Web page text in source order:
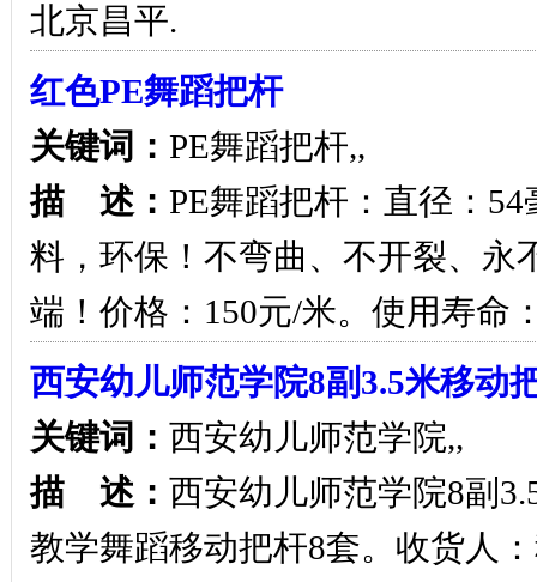
北京昌平.
红色PE舞蹈把杆
关键词： PE舞蹈把杆,,
描 述： PE舞蹈把杆：直径：
料，环保！不弯曲、不开裂、永
端！价格：150元/米。使用寿命
西安幼儿师范学院8副3.5米移动
关键词： 西安幼儿师范学院,,
描 述： 西安幼儿师范学院8副
教学舞蹈移动把杆8套。收货人